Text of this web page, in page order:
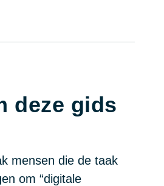
deze gids
mensen die de taak
om “digitale